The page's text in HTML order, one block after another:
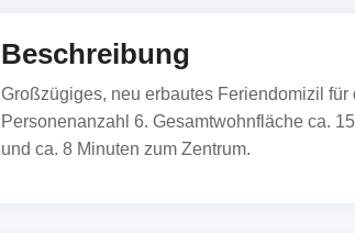
Beschreibung
Großzügiges, neu erbautes Feriendomizil
Personenanzahl 6. Gesamtwohnfläche ca.
und ca. 8 Minuten zum Zentrum.